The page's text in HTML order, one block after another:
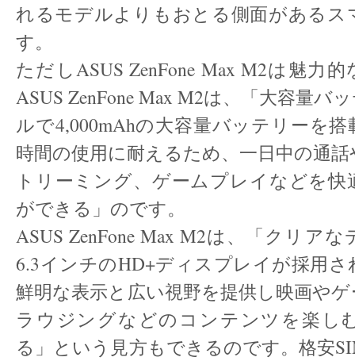
れるモデルよりもおとる側面があるス
す。
ただしASUS ZenFone Max M2は魅力
ASUS ZenFone Max M2は、「大容量バ
ルで4,000mAhの大容量バッテリーを
時間の使用に耐えるため、一日中の通
トリーミング、ゲームプレイなどを
ができる」のです。
ASUS ZenFone Max M2は、「クリア
6.3インチのHD+ディスプレイが採用
鮮明な表示と広い視野を提供し映画や
ラウジングなどのコンテンツを楽し
る」という見方もできるのです。格安